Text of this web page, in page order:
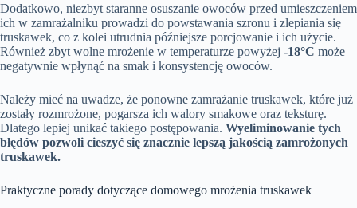
Dodatkowo, niezbyt staranne osuszanie owoców przed umieszczeniem
ich w zamrażalniku prowadzi do powstawania szronu i zlepiania się
truskawek, co z kolei utrudnia późniejsze porcjowanie i ich użycie.
Również zbyt wolne mrożenie w temperaturze powyżej -18°C może
negatywnie wpłynąć na smak i konsystencję owoców.
Należy mieć na uwadze, że ponowne zamrażanie truskawek, które już
zostały rozmrożone, pogarsza ich walory smakowe oraz teksturę.
Dlatego lepiej unikać takiego postępowania. Wyeliminowanie tych
błędów pozwoli cieszyć się znacznie lepszą jakością zamrożonych
truskawek.
Praktyczne porady dotyczące domowego mrożenia truskawek